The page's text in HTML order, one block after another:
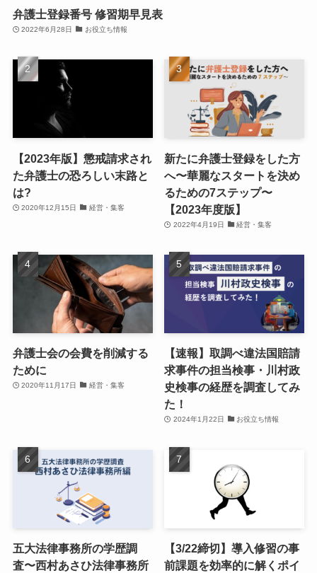
弁護士登録番号 修習期早見表
2022年6月28日 お役立ち情報
【2023年版】懲戒請求され
た弁護士の恐ろしい末路と
は?
2020年12月15日 経営・集客
新たに弁護士登録をした方
へ〜華麗なスタートを決め
るための7ステップ〜
【2023年度版】
2022年4月19日 経営・集客
弁護士会の会費を削減する
ために
2020年11月17日 経営・集客
【速報】取調べ違法国賠請
求事件の担当検事・川村政
史検事の経歴を調査してみ
た！
2024年1月22日 お役立ち情報
五大法律事務所の学歴調
査〜西村あさひ法律事務所
【3/22締切】導入修習の事
前課題を効率的に解くポイ